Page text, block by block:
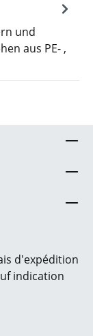
und
aus PE- ,
d'expédition
indication